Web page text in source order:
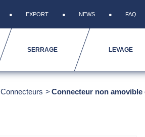
EXPORT NEWS FAQ
SERRAGE LEVAGE
Connecteurs Connecteur non amovible